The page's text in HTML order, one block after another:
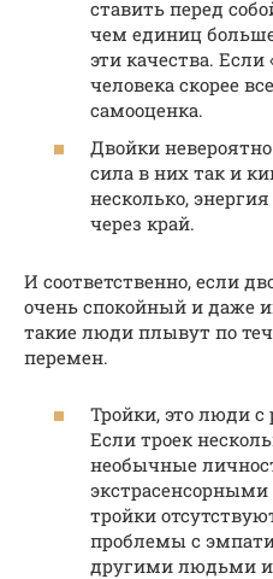
ставить перед
чем единиц
эти качества. Если
человека скорее
самооценка.
Двойки
сила в них так и
несколько,
через край.
И соответственно, если
очень спокойный и даже
такие люди плывут по
перемен.
Тройки, это люди с
Если троек
необычные
тройки
проблемы с
другими людьми и